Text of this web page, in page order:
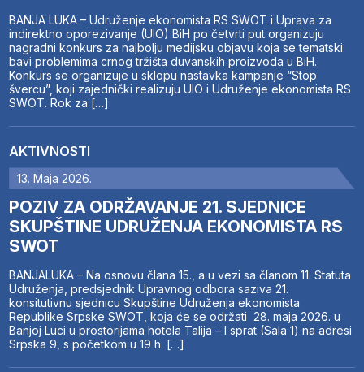
BANJA LUKA – Udruženje ekonomista RS SWOT i Uprava za
indirektno oporezivanje (UIO) BiH po četvrti put organizuju
nagradni konkurs za najbolju medijsku objavu koja se tematski
bavi problemima crnog tržišta duvanskih proizvoda u BiH.
Konkurs se organizuje u sklopu nastavka kampanje “Stop
švercu”, koji zajednički realizuju UIO i Udruženje ekonomista RS
SWOT. Rok za […]
AKTIVNOSTI
13. Maja 2026.
POZIV ZA ODRŽAVANJE 21. SJEDNICE
SKUPŠTINE UDRUŽENJA EKONOMISTA RS
SWOT
BANJALUKA – Na osnovu člana 15., a u vezi sa članom 11. Statuta
Udruženja, predsjednik Upravnog odbora saziva 21.
konsitutivnu sjednicu Skupštine Udruženja ekonomista
Republike Srpske SWOT, koja će se održati 28. maja 2026. u
Banjoj Luci u prostorijama hotela Talija – I sprat (Sala 1) na adresi
Srpska 9, s početkom u 19 h. […]